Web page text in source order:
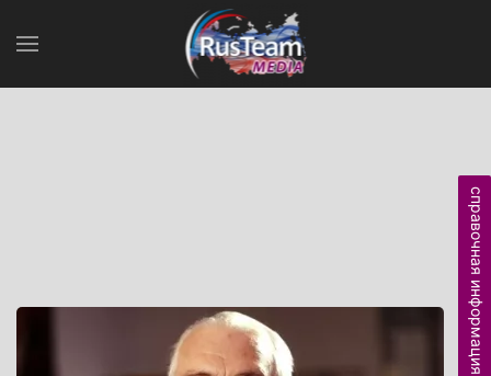
справочная информация